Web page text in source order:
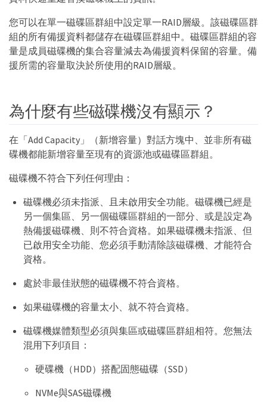
您可以在單一磁碟區群組中設定單一RAID層級。該磁碟區群
組的所有備援資料都儲存在磁碟區群組中。磁碟區群組的容
量是成員磁碟機的集合容量減去為備援資料保留的容量。備
援所需的容量取決於所使用的RAID層級。
為什麼有些磁碟機沒有顯示？
在「Add Capacity」（新增容量）對話方塊中、並非所有磁
碟機都能新增容量至現有的資源池或磁碟區群組。
磁碟機不符合下列任何理由：
磁碟機必須未指派、且未啟用安全功能。磁碟機已經是
另一個集區、另一個磁碟區群組的一部分、或是設定為
熱備援磁碟機、則不符合資格。如果磁碟機未指派、但
已啟用安全功能、您必須手動清除該磁碟機、才能符合
資格。
處於非最佳狀態的磁碟機不符合資格。
如果磁碟機的容量太小、就不符合資格。
磁碟機媒體類型必須與集區或磁碟區群組相符。您無法
混用下列項目：
硬碟機（HDD）搭配固態磁碟（SSD）
NVMe與SAS磁碟機